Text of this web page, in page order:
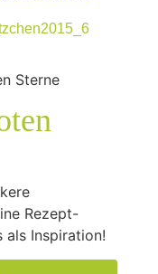
Rezept-
als Inspiration!